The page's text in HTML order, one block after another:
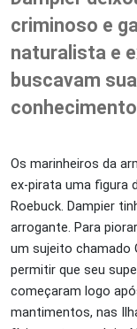
criminoso e
naturalista e
buscavam
Os marinheiros da
ex-pirata uma figura
Roebuck. Dampier
arrogante. Para
um sujeito chamado
permitir que seu
começaram logo
mantimentos, nas